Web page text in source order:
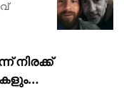
നിരക്ക്